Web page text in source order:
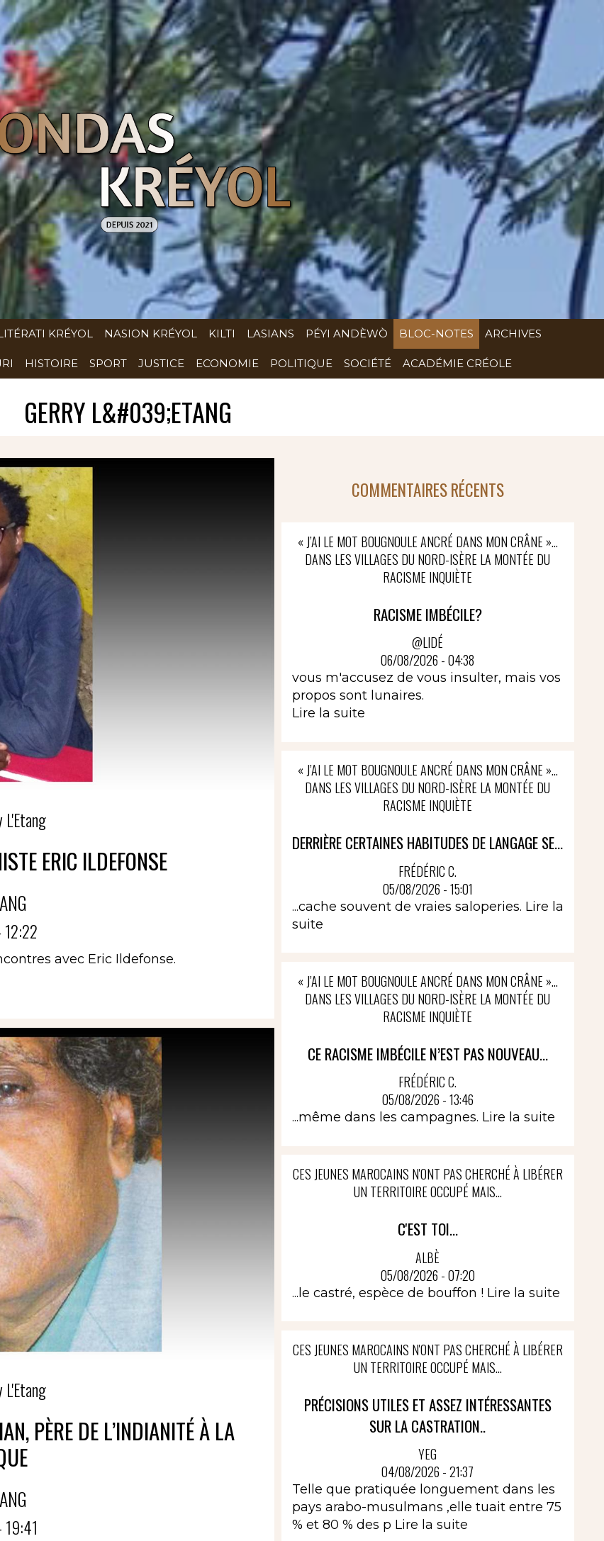
KRÉYOL NASION KRÉYOL KILTI LASIANS PÉYI ANDÈWÒ BLOC-NOTES ARCHIVES
HISTOIRE SPORT JUSTICE ECONOMIE POLITIQUE SOCIÉTÉ ACADÉMIE CRÉOLE
GERRY L&#039;ETANG
ERIC ILDEFONSE
avec Eric Ildefonse.
PÈRE DE L’INDIANITÉ À LA
COMMENTAIRES RÉCENTS
« J’AI LE MOT BOUGNOULE ANCRÉ DANS MON CRÂNE »…
DANS LES VILLAGES DU NORD-ISÈRE LA MONTÉE DU
RACISME INQUIÈTE
RACISME IMBÉCILE?
@LIDÉ
06/08/2026 - 04:38
vous m'accusez de vous insulter, mais vos
propos sont lunaires.
Lire la suite
« J’AI LE MOT BOUGNOULE ANCRÉ DANS MON CRÂNE »…
DANS LES VILLAGES DU NORD-ISÈRE LA MONTÉE DU
RACISME INQUIÈTE
DERRIÈRE CERTAINES HABITUDES DE LANGAGE SE...
FRÉDÉRIC C.
05/08/2026 - 15:01
...cache souvent de vraies saloperies. Lire la
suite
« J’AI LE MOT BOUGNOULE ANCRÉ DANS MON CRÂNE »…
DANS LES VILLAGES DU NORD-ISÈRE LA MONTÉE DU
RACISME INQUIÈTE
CE RACISME IMBÉCILE N’EST PAS NOUVEAU...
FRÉDÉRIC C.
05/08/2026 - 13:46
...même dans les campagnes. Lire la suite
CES JEUNES MAROCAINS N'ONT PAS CHERCHÉ À LIBÉRER
UN TERRITOIRE OCCUPÉ MAIS...
C'EST TOI...
ALBÈ
05/08/2026 - 07:20
...le castré, espèce de bouffon ! Lire la suite
CES JEUNES MAROCAINS N'ONT PAS CHERCHÉ À LIBÉRER
UN TERRITOIRE OCCUPÉ MAIS...
PRÉCISIONS UTILES ET ASSEZ INTÉRESSANTES
SUR LA CASTRATION..
YEG
04/08/2026 - 21:37
Telle que pratiquée longuement dans les
pays arabo-musulmans ,elle tuait entre 75
% et 80 % des p Lire la suite